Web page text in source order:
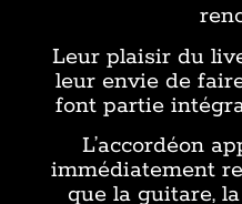
Leur plaisir du
leur envie de
font partie
L’accordéon
immédiatement
que la guitare,